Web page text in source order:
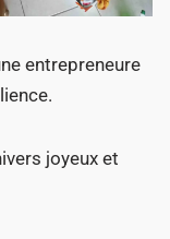
entrepreneure
joyeux et